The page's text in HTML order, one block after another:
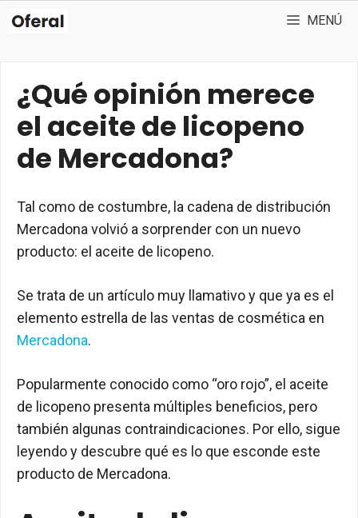
Saltar
MENÚ
¿Qué opinión merece
el aceite de licopeno
de Mercadona?
Tal como de costumbre, la cadena de distribución
Mercadona volvió a sorprender con un nuevo
producto: el aceite de licopeno.
Se trata de un artículo muy llamativo y que ya es el
elemento estrella de las ventas de cosmética en
Mercadona.
Popularmente conocido como “oro rojo”, el aceite
de licopeno presenta múltiples beneficios, pero
también algunas contraindicaciones. Por ello, sigue
leyendo y descubre qué es lo que esconde este
producto de Mercadona.